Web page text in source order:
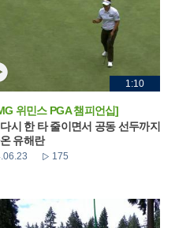
1:10
위민스 PGA 챔피언십]
시 한 타 줄이면서 공동 선두까지
유해란
175